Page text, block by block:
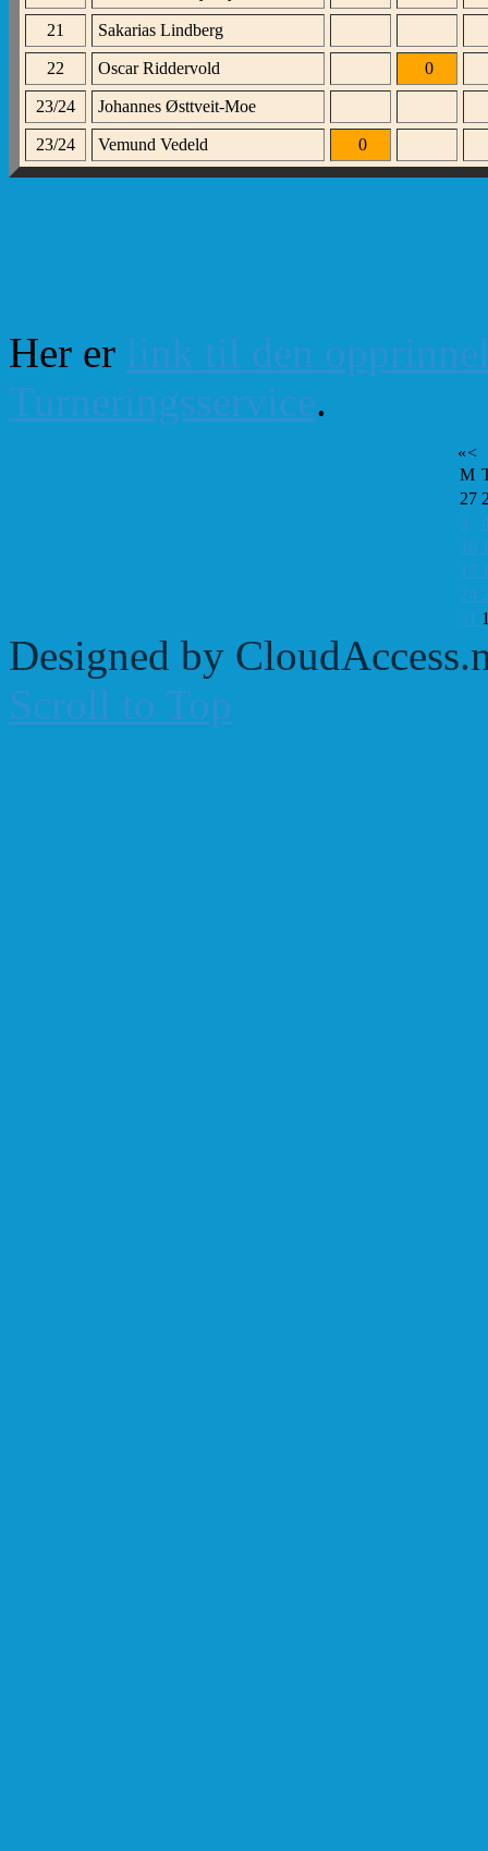
21 Sakarias Lindberg
22 Oscar Riddervold 0
23/24 Johannes Østtveit-Moe
23/24 Vemund Vedeld 0
Her er link til den
Turneringsservice.
«<
M
27
3
10
17
24
31
Designed by
Scroll to Top